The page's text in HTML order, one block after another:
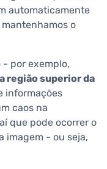
automaticamente
o
- por exemplo,
região superior da
informações
caos na
que pode ocorrer o
imagem - ou seja,